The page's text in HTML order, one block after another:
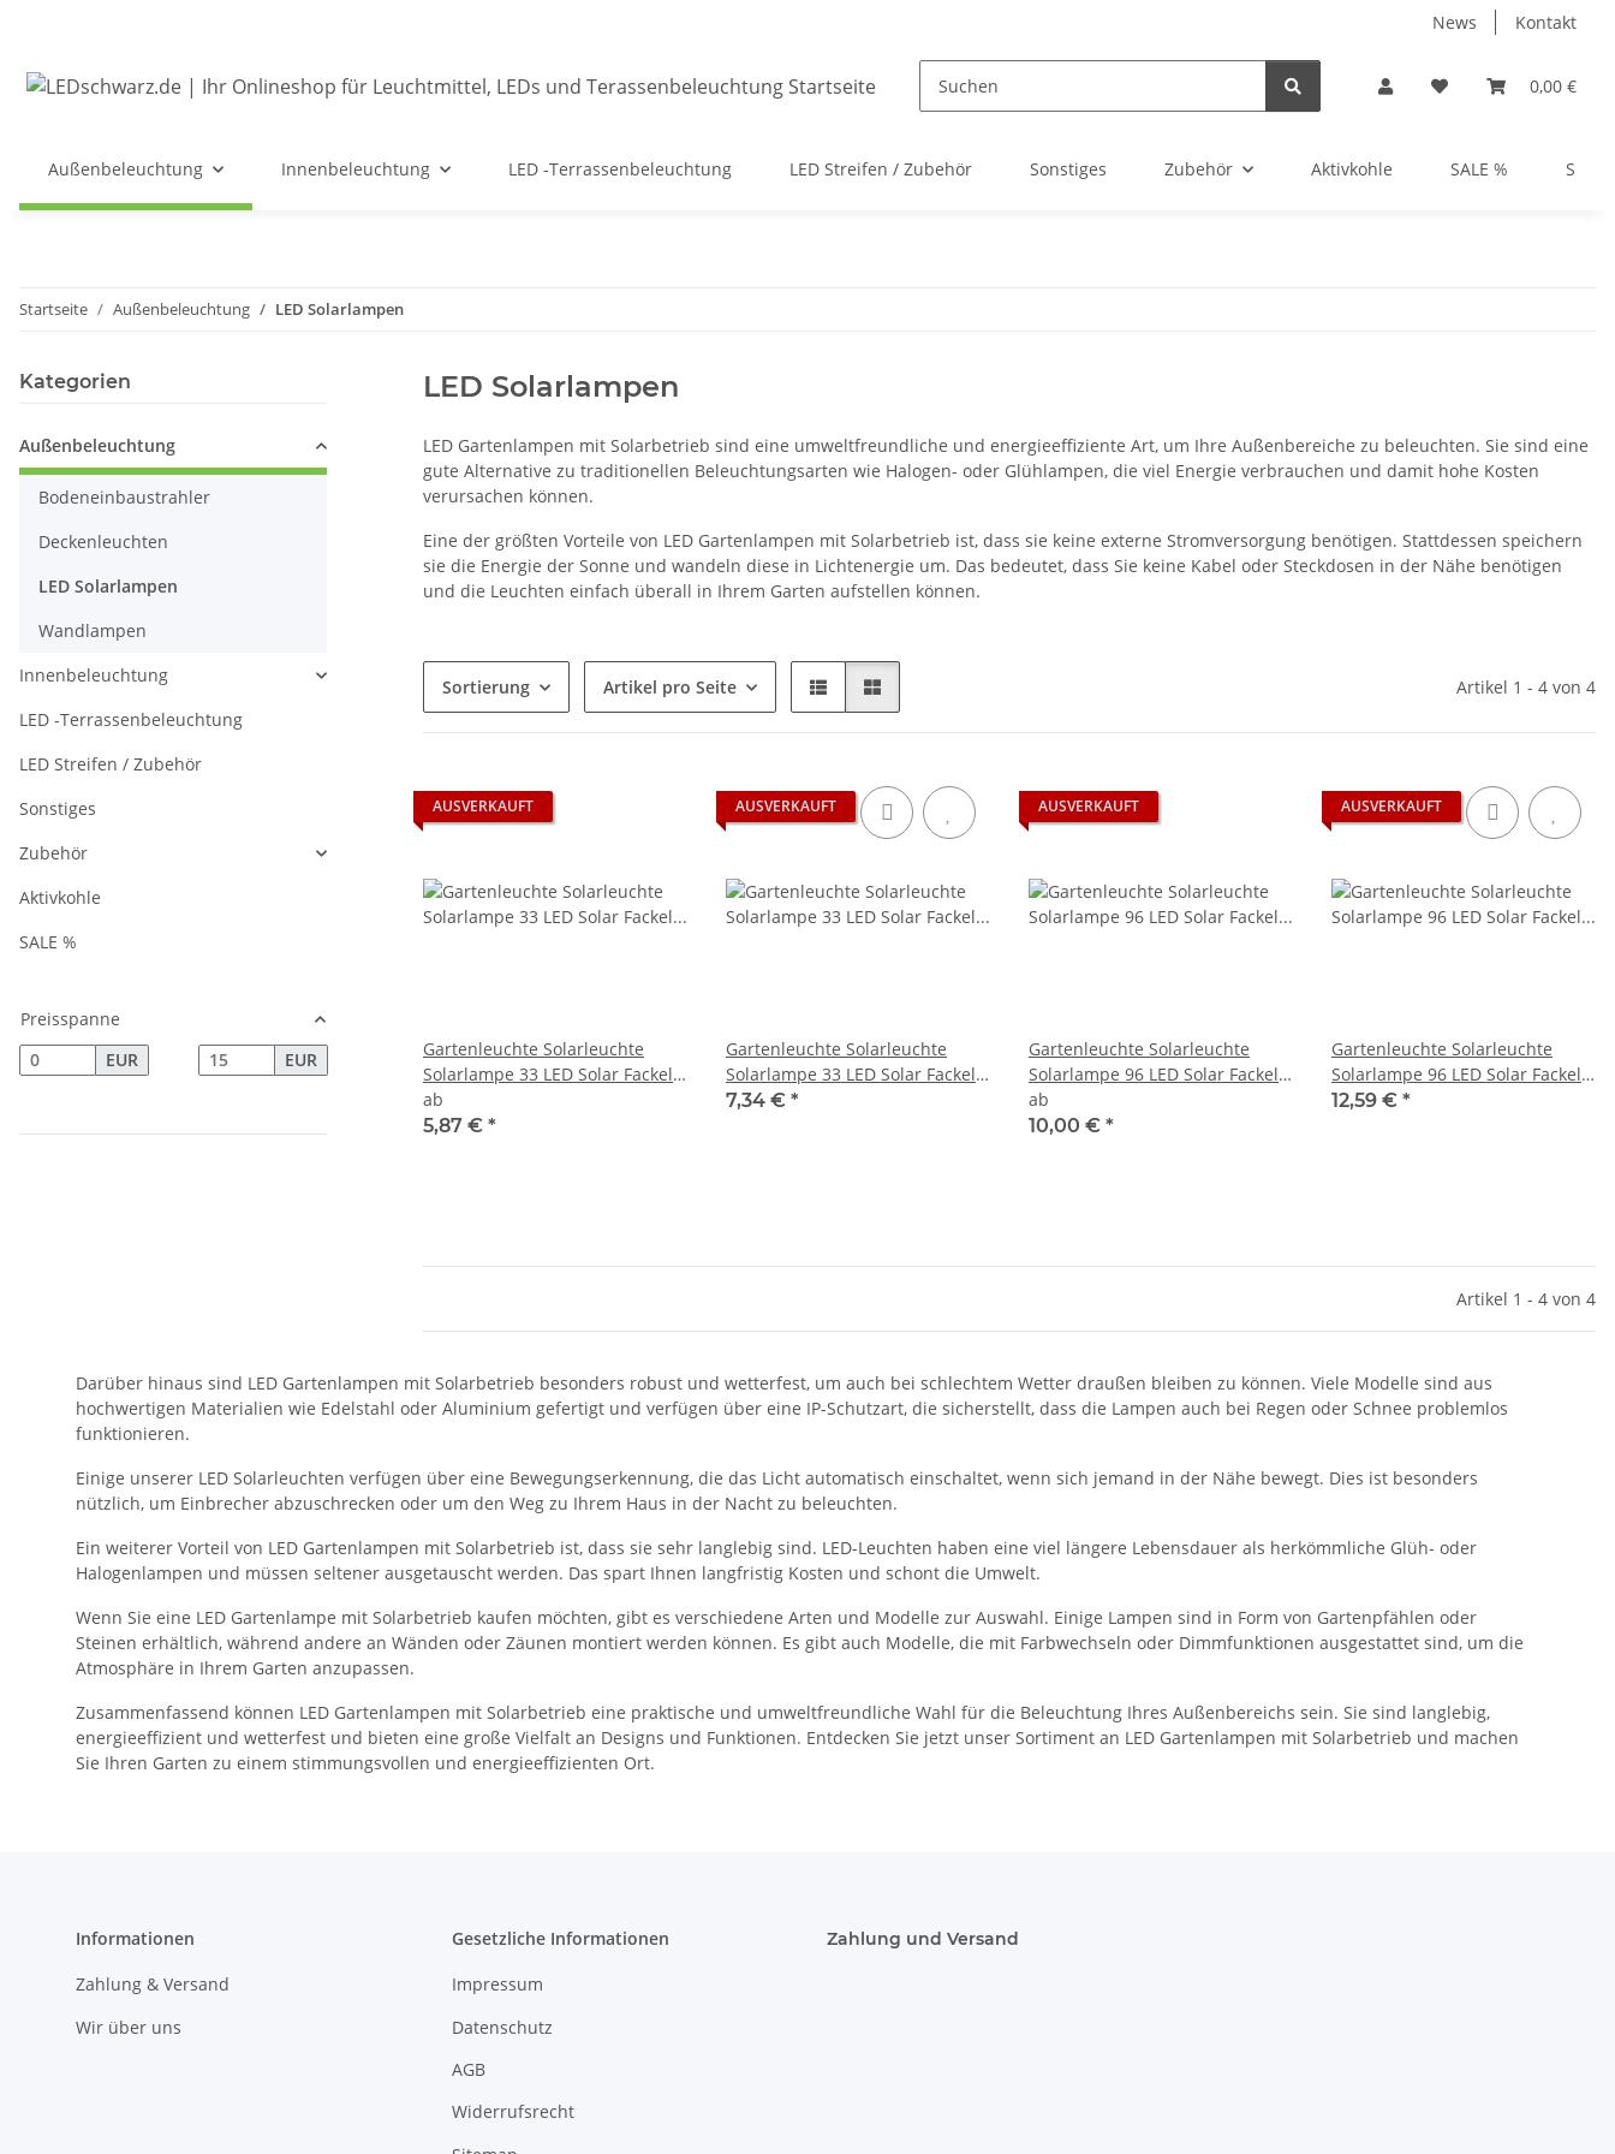
News Kontakt
0,00 €
Außenbeleuchtung Innenbeleuchtung LED -Terrassenbeleuchtung LED Streifen / Zubehör Sonstiges Zubehör Aktivkohle SALE %
Startseite Außenbeleuchtung LED Solarlampen
LED Solarlampen
LED Gartenlampen mit Solarbetrieb sind eine umweltfreundliche und energieeffiziente Art, um Ihre Außenbereiche zu beleuchten. Sie sind eine
gute Alternative zu traditionellen Beleuchtungsarten wie Halogen- oder Glühlampen, die viel Energie verbrauchen und damit hohe Kosten
verursachen können.
Eine der größten Vorteile von LED Gartenlampen mit Solarbetrieb ist, dass sie keine externe Stromversorgung benötigen. Stattdessen speichern
sie die Energie der Sonne und wandeln diese in Lichtenergie um. Das bedeutet, dass Sie keine Kabel oder Steckdosen in der Nähe benötigen
und die Leuchten einfach überall in Ihrem Garten aufstellen können.
Sortierung Artikel pro Seite Artikel 1 - 4 von 4
AUSVERKAUFT
Gartenleuchte Solarleuchte
Solarlampe 33 LED Solar Fackel
Garten Balkon
ab
5,87 € *
AUSVERKAUFT
Gartenleuchte Solarleuchte
Solarlampe 33 LED Solar Fackel
Garten Balkon
7,34 € *
AUSVERKAUFT
Gartenleuchte Solarleuchte
Solarlampe 96 LED Solar Fackel
Garten Balkon
ab
10,00 € *
AUSVERKAUFT
Gartenleuchte Solarleuchte
Solarlampe 96 LED Solar Fackel
Garten Balkon
12,59 € *
Artikel 1 - 4 von 4
Kategorien
Außenbeleuchtung
Bodeneinbaustrahler
Deckenleuchten
LED Solarlampen
Wandlampen
Innenbeleuchtung
LED -Terrassenbeleuchtung
LED Streifen / Zubehör
Sonstiges
Zubehör
Aktivkohle
SALE %
Preisspanne
EUR
EUR
Darüber hinaus sind LED Gartenlampen mit Solarbetrieb besonders robust und wetterfest, um auch bei schlechtem Wetter draußen bleiben zu können. Viele Modelle sind aus
hochwertigen Materialien wie Edelstahl oder Aluminium gefertigt und verfügen über eine IP-Schutzart, die sicherstellt, dass die Lampen auch bei Regen oder Schnee problemlos
funktionieren.
Einige unserer LED Solarleuchten verfügen über eine Bewegungserkennung, die das Licht automatisch einschaltet, wenn sich jemand in der Nähe bewegt. Dies ist besonders
nützlich, um Einbrecher abzuschrecken oder um den Weg zu Ihrem Haus in der Nacht zu beleuchten.
Ein weiterer Vorteil von LED Gartenlampen mit Solarbetrieb ist, dass sie sehr langlebig sind. LED-Leuchten haben eine viel längere Lebensdauer als herkömmliche Glüh- oder
Halogenlampen und müssen seltener ausgetauscht werden. Das spart Ihnen langfristig Kosten und schont die Umwelt.
Wenn Sie eine LED Gartenlampe mit Solarbetrieb kaufen möchten, gibt es verschiedene Arten und Modelle zur Auswahl. Einige Lampen sind in Form von Gartenpfählen oder
Steinen erhältlich, während andere an Wänden oder Zäunen montiert werden können. Es gibt auch Modelle, die mit Farbwechseln oder Dimmfunktionen ausgestattet sind, um die
Atmosphäre in Ihrem Garten anzupassen.
Zusammenfassend können LED Gartenlampen mit Solarbetrieb eine praktische und umweltfreundliche Wahl für die Beleuchtung Ihres Außenbereichs sein. Sie sind langlebig,
energieeffizient und wetterfest und bieten eine große Vielfalt an Designs und Funktionen. Entdecken Sie jetzt unser Sortiment an LED Gartenlampen mit Solarbetrieb und machen
Sie Ihren Garten zu einem stimmungsvollen und energieeffizienten Ort.
Informationen
Zahlung & Versand
Wir über uns
Gesetzliche Informationen
Impressum
Datenschutz
AGB
Widerrufsrecht
Zahlung und Versand